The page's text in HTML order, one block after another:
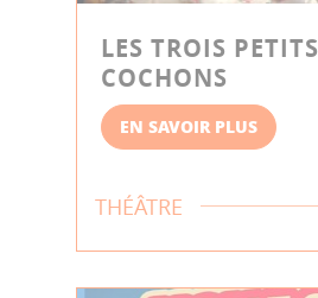
LES TROIS PETITS
COCHONS
EN SAVOIR PLUS
THÉÂTRE